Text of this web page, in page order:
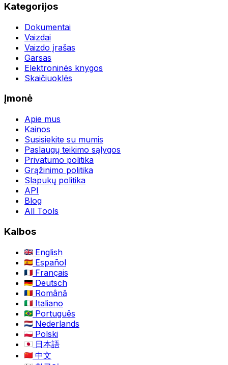
Kategorijos
Dokumentai
Vaizdai
Vaizdo įrašas
Garsas
Elektroninės knygos
Skaičiuoklės
Įmonė
Apie mus
Kainos
Susisiekite su mumis
Paslaugų teikimo sąlygos
Privatumo politika
Grąžinimo politika
Slapukų politika
API
Blog
All Tools
Kalbos
English
Español
Français
Deutsch
Română
Italiano
Português
Nederlands
Polski
日本語
中文